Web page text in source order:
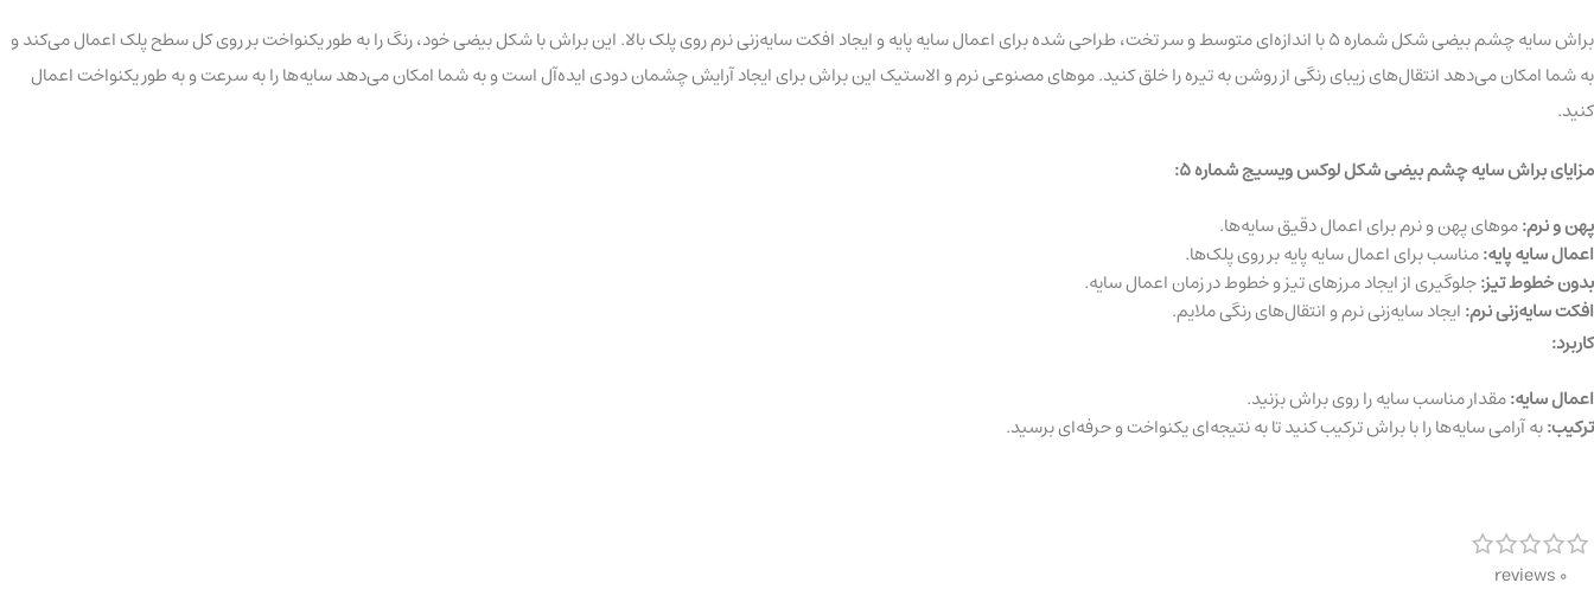
براش سایه چشم بیضی شکل شماره 5 با اندازه‌ای متوسط و سر تخت، طراحی شده برای اعمال سایه پایه و ایجاد افکت سایه‌زنی نرم روی پلک بالا. این براش با شکل بیضی خود، رنگ را به طور یکنواخت بر روی کل سطح پلک اعمال می‌کند و
به شما امکان می‌دهد انتقال‌های زیبای رنگی از روشن به تیره را خلق کنید. موهای مصنوعی نرم و الاستیک این براش برای ایجاد آرایش چشمان دودی ایده‌آل است و به شما امکان می‌دهد سایه‌ها را به سرعت و به طور یکنواخت اعمال
کنید.
مزایای براش سایه چشم بیضی شکل لوکس ویسیج شماره 5:
پهن و نرم:موهای پهن و نرم برای اعمال دقیق سایه‌ها.
اعمال سایه پایه:مناسب برای اعمال سایه پایه بر روی پلک‌ها.
بدون خطوط تیز:جلوگیری از ایجاد مرزهای تیز و خطوط در زمان اعمال سایه.
افکت سایه‌زنی نرم:ایجاد سایه‌زنی نرم و انتقال‌های رنگی ملایم.
کاربرد:
اعمال سایه:مقدار مناسب سایه را روی براش بزنید.
ترکیب:به آرامی سایه‌ها را با براش ترکیب کنید تا به نتیجه‌ای یکنواخت و حرفه‌ای برسید.
0 reviews